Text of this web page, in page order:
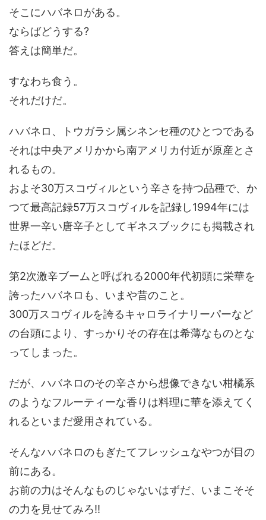
そこにハバネロがある。
ならばどうする?
答えは簡単だ。
すなわち食う。
それだけだ。
ハバネロ、トウガラシ属シネンセ種のひとつである
それは中央アメリかから南アメリカ付近が原産とさ
れるもの。
およそ30万スコヴィルという辛さを持つ品種で、か
つて最高記録57万スコヴィルを記録し1994年には
世界一辛い唐辛子としてギネスブックにも掲載され
たほどだ。
第2次激辛ブームと呼ばれる2000年代初頭に栄華を
誇ったハバネロも、いまや昔のこと。
300万スコヴィルを誇るキャロライナリーパーなど
の台頭により、すっかりその存在は希薄なものとな
ってしまった。
だが、ハバネロのその辛さから想像できない柑橘系
のようなフルーティーな香りは料理に華を添えてく
れるといまだ愛用されている。
そんなハバネロのもぎたてフレッシュなやつが目の
前にある。
お前の力はそんなものじゃないはずだ、いまこそそ
の力を見せてみろ!!